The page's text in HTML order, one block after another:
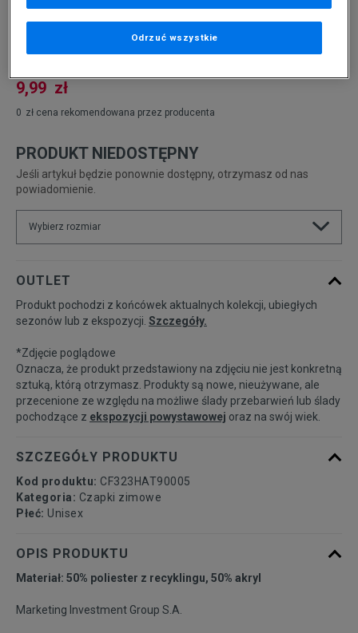
Produkt pochodzi z końcówek aktualnych kolekcji, ubiegłych
sezonów lub z ekspozycji.Szczegóły.
0 zł cena rekomendowana przez producenta
9,99 zł
PRODUKT NIEDOSTĘPNY
Jeśli artykuł będzie ponownie dostępny, otrzymasz od nas
powiadomienie.
Wybierz rozmiar
OUTLET
Produkt pochodzi z końcówek aktualnych kolekcji, ubiegłych
sezonów lub z ekspozycji. Szczegóły.
*Zdjęcie poglądowe
Oznacza, że produkt przedstawiony na zdjęciu nie jest konkretną
sztuką, którą otrzymasz. Produkty są nowe, nieużywane, ale
przecenione ze względu na możliwe ślady przebarwień lub ślady
pochodzące z ekspozycji powystawowej oraz na swój wiek.
SZCZEGÓŁY PRODUKTU
Kod produktu: CF323HAT90005
Kategoria: Czapki zimowe
Płeć: Unisex
OPIS PRODUKTU
Materiał: 50% poliester z recyklingu, 50% akryl
Marketing Investment Group S.A.
Odrzuć wszystkie